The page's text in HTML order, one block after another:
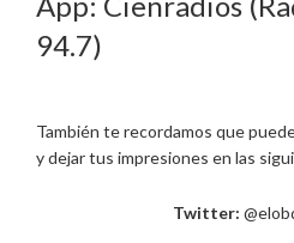
94.7)
También te recordamos que
y dejar tus impresiones en las
Twitter: